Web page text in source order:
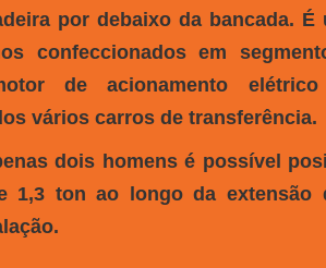
por debaixo da bancada. É
confeccionados em
de acionamento
vários carros de transferência.
dois homens é possível
1,3 ton ao longo da extensão